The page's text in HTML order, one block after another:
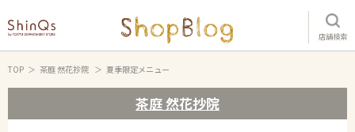
店舗検索
TOP 茶庭 然花抄院 夏季限定メニュー
茶庭 然花抄院